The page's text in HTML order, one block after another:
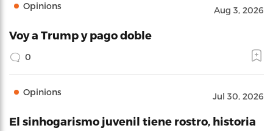
Opinions Aug 3, 2026
Voy a Trump y pago doble
0
Opinions Jul 30, 2026
El sinhogarismo juvenil tiene rostro, historia